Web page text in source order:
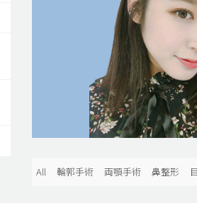
All 輪郭手術 両顎手術 鼻整形